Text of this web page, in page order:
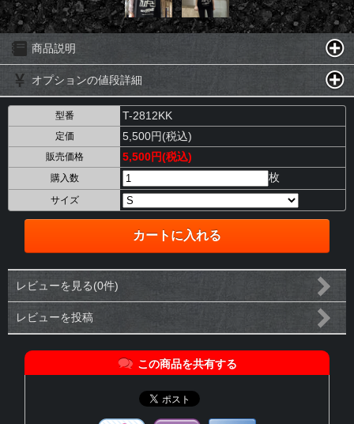
商品説明
オプションの値段詳細
型番 T-2812KK
定価 5,500円(税込)
販売価格 5,500円(税込)
購入数 枚
サイズ
レビューを見る(0件)
レビューを投稿
この商品を共有する